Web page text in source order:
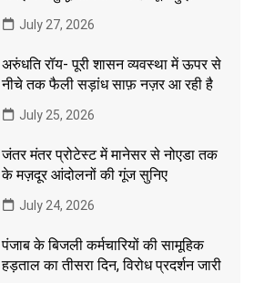
July 27, 2026
अरुंधति रॉय- पूरी शासन व्यवस्था में ऊपर से
नीचे तक फैली सड़ांध साफ़ नज़र आ रही है
July 25, 2026
जंतर मंतर प्रोटेस्ट में मानेसर से नोएडा तक
के मज़दूर आंदोलनों की गूंज सुनिए
July 24, 2026
पंजाब के बिजली कर्मचारियों की सामूहिक
हड़ताल का तीसरा दिन, विरोध प्रदर्शन जारी